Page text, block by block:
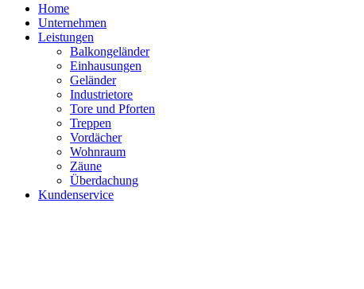
Home
Unternehmen
Leistungen
Balkongeländer
Einhausungen
Geländer
Industrietore
Tore und Pforten
Treppen
Vordächer
Wohnraum
Zäune
Überdachung
Kundenservice